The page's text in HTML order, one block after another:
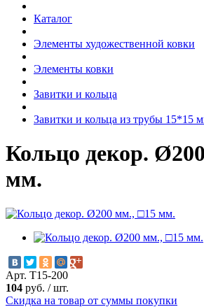
Каталог
Элементы художественной ковки
Элементы ковки
Завитки и кольца
Завитки и кольца из трубы 15*15
Кольцо декор.
мм.
Арт. Т15-200
104 руб. /шт.
Скидка на товар от суммы покупки